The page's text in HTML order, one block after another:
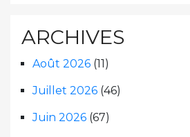
ARCHIVES
Août 2026 (11)
Juillet 2026 (46)
Juin 2026 (67)